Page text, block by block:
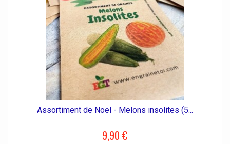
Assortiment de Noël - Melons insolites (5...
9,90 €